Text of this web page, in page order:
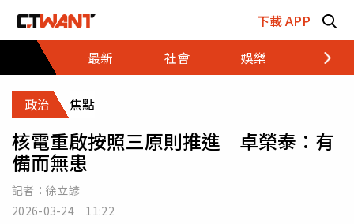
下載 APP
最新
社會 娛樂 財經
政治 焦點
核電重啟按照三原則推進 卓榮泰：有
備而無患
記者： 徐立諺
2026-03-24 11:22